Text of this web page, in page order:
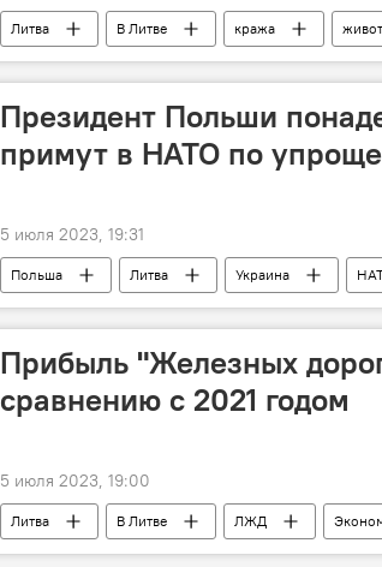
Литва В Литве кража
Президент Польши
примут в НАТО по
5 июля 2023, 19:31
Польша Литва Украина
Гитанас Науседа
Прибыль "Железных
сравнению с 2021 годом
5 июля 2023, 19:00
Литва В Литве ЛЖД